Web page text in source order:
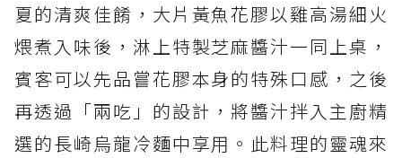
夏的清爽佳餚，大片黃魚花膠以雞高湯細火
煨煮入味後，淋上特製芝麻醬汁一同上桌，
賓客可以先品嘗花膠本身的特殊口感，之後
再透過「兩吃」的設計，將醬汁拌入主廚精
選的長崎烏龍冷麵中享用。此料理的靈魂來